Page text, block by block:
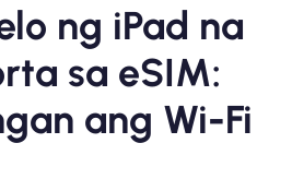
ng iPad na
sa eSIM:
ang Wi-Fi